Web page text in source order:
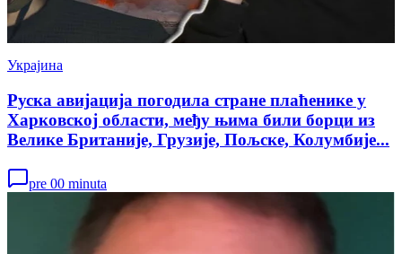
Украјина
Руска авијација погодила стране плаћенике у
Харковској области, међу њима били борци из
Велике Британије, Грузије, Пољске, Колумбије...
pre 00 minuta